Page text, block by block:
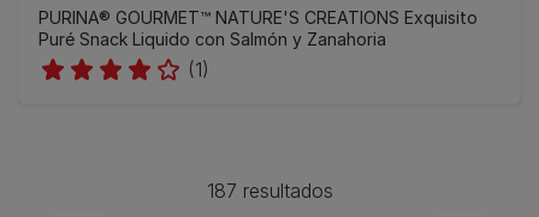
PURINA® GOURMET™ NATURE'S CREATIONS Exquisito
Puré Snack Liquido con Salmón y Zanahoria
(1)
187 resultados